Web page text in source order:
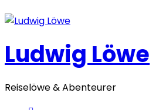
Zum
Inhalt
Ludwig Löwe
Reiselöwe & Abenteurer